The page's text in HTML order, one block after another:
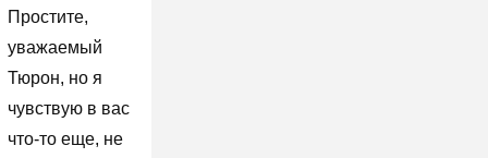
Простите,
уважаемый
Тюрон, но я
чувствую в вас
что-то еще, не